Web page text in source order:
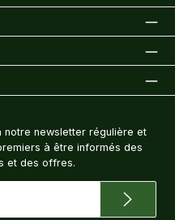
notre newsletter régulière et
à être informés des
et des offres.